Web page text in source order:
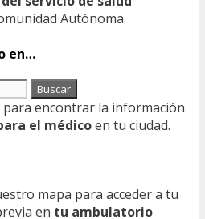
Autónoma.
en…
encontrar la información
el médicoen tu ciudad.
mapa para acceder a tu
en tu ambulatorio